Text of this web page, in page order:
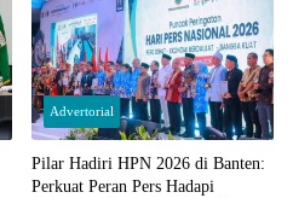
Advertorial
Pilar Hadiri HPN 2026 di Banten:
Perkuat Peran Pers Hadapi